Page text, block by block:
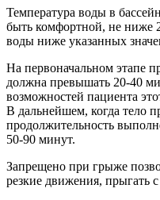
Температура воды в
быть комфортной, не ниже
воды ниже указанных
На первоначальном этапе
должна превышать 20-40
возможностей пациента
В дальнейшем, когда тело
продолжительность
50-90 минут.
Запрещено при грыже
резкие движения, прыгать